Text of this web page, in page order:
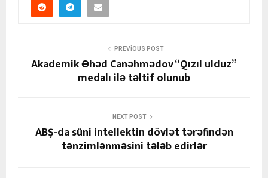
PREVIOUS POST
Akademik Əhəd Canəhmədov “Qızıl ulduz”
medalı ilə təltif olunub
NEXT POST
ABŞ-da süni intellektin dövlət tərəfindən
tənzimlənməsini tələb edirlər